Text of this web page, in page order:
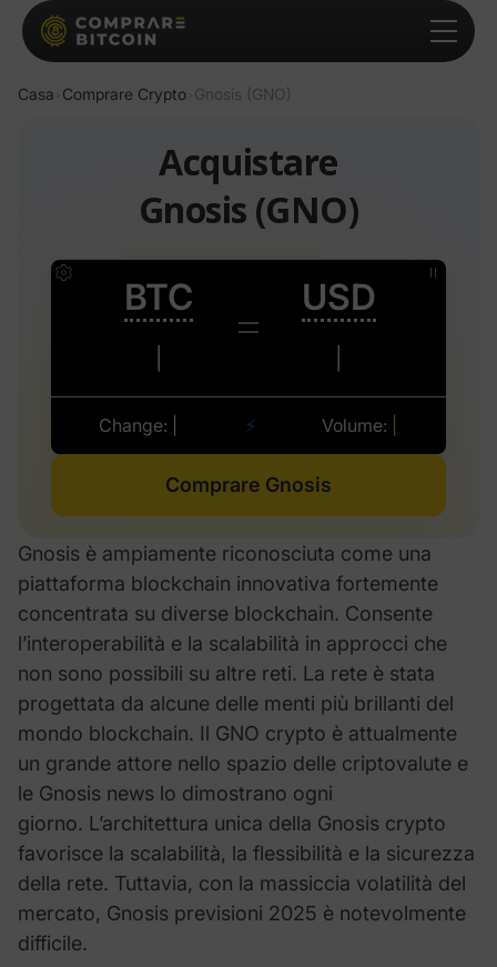
Casa Comprare Crypto Gnosis (GNO)
Acquistare
Gnosis (GNO)
Comprare Gnosis
Gnosis è ampiamente riconosciuta come una
piattaforma blockchain innovativa fortemente
concentrata su diverse blockchain. Consente
l’interoperabilità e la scalabilità in approcci che
non sono possibili su altre reti. La rete è stata
progettata da alcune delle menti più brillanti del
mondo blockchain. Il GNO crypto è attualmente
un grande attore nello spazio delle criptovalute e
le Gnosis news lo dimostrano ogni
giorno. L’architettura unica della Gnosis crypto
favorisce la scalabilità, la flessibilità e la sicurezza
della rete. Tuttavia, con la massiccia volatilità del
mercato, Gnosis previsioni 2025 è notevolmente
difficile.